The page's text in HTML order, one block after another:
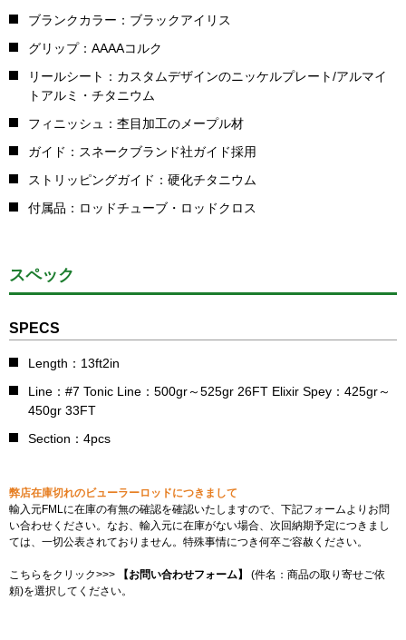
ブランクカラー：ブラックアイリス
グリップ：AAAAコルク
リールシート：カスタムデザインのニッケルプレート/アルマイ
トアルミ・チタニウム
フィニッシュ：杢目加工のメープル材
ガイド：スネークブランド社ガイド採用
ストリッピングガイド：硬化チタニウム
付属品：ロッドチューブ・ロッドクロス
スペック
SPECS
Length：13ft2in
Line：#7 Tonic Line：500gr～525gr 26FT Elixir Spey：425gr～
450gr 33FT
Section：4pcs
弊店在庫切れのビューラーロッドにつきまして
輸入元FMLに在庫の有無の確認を確認いたしますので、下記フォームよりお問
い合わせください。なお、輸入元に在庫がない場合、次回納期予定につきまし
ては、一切公表されておりません。特殊事情につき何卒ご容赦ください。
こちらをクリック>>> 【お問い合わせフォーム】 (件名：商品の取り寄せご依
頼)を選択してください。